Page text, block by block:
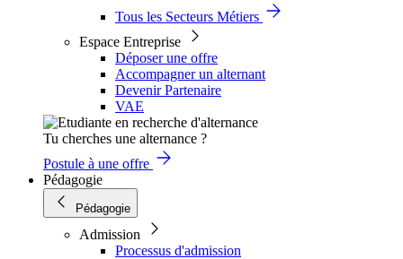
Tous les Secteurs Métiers
Espace Entreprise
Déposer une offre
Accompagner un alternant
Devenir Partenaire
VAE
Tu cherches une alternance ?
Postule à une offre
Pédagogie
Pédagogie
Admission
Processus d'admission